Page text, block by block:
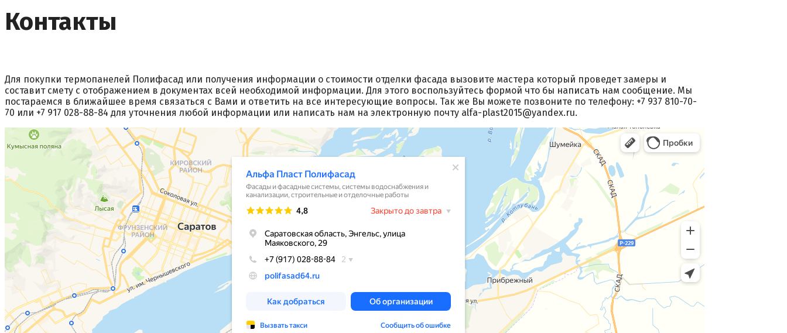
Контакты
Для покупки термопанелей Полифасад или получения информации о стоимости отделки фасада вызовите мастера который проведет замеры и
составит смету с отображением в документах всей необходимой информации. Для этого воспользуйтесь формой что бы написать нам сообщение. Мы
постараемся в ближайшее время связаться с Вами и ответить на все интересующие вопросы. Так же Вы можете позвоните по телефону: +7 937 810-70-
70 или +7 917 028-88-84 для уточнения любой информации или написать нам на электронную почту alfa-plast2015@yandex.ru.